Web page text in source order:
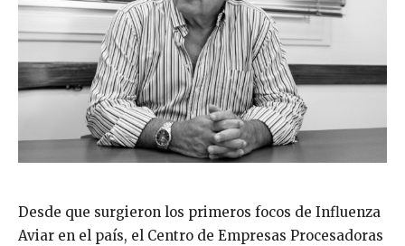
Desde que surgieron los primeros focos de Influenza
Aviar en el país, el Centro de Empresas Procesadoras